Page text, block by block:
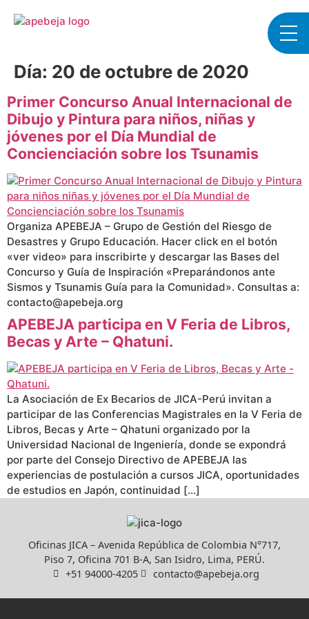
Día: 20 de octubre de 2020
Primer Concurso Anual Internacional de
Dibujo y Pintura para niños, niñas y
jóvenes por el Día Mundial de
Concienciación sobre los Tsunamis
Organiza APEBEJA – Grupo de Gestión del Riesgo de
Desastres y Grupo Educación. Hacer click en el botón
«ver video» para inscribirte y descargar las Bases del
Concurso y Guía de Inspiración «Preparándonos ante
Sismos y Tsunamis Guía para la Comunidad». Consultas a:
contacto@apebeja.org
APEBEJA participa en V Feria de Libros,
Becas y Arte – Qhatuni.
La Asociación de Ex Becarios de JICA-Perú invitan a
participar de las Conferencias Magistrales en la V Feria de
Libros, Becas y Arte – Qhatuni organizado por la
Universidad Nacional de Ingeniería, donde se expondrá
por parte del Consejo Directivo de APEBEJA las
experiencias de postulación a cursos JICA, oportunidades
de estudios en Japón, continuidad […]
Oficinas JICA – Avenida República de Colombia N°717,
Piso 7, Oficina 701 B-A, San Isidro, Lima, PERÚ.
+51 94000-4205
contacto@apebeja.org